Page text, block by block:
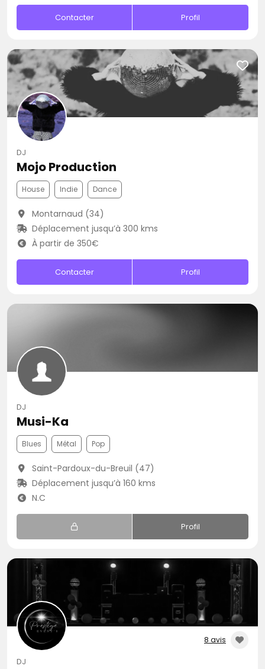
Contacter Profil
DJ
Mojo Production
House Indie Dance
Montarnaud (34)
Déplacement jusqu’à 300 kms
À partir de 350€
Contacter Profil
DJ
Musi-Ka
Blues Métal Pop
Saint-Pardoux-du-Breuil (47)
Déplacement jusqu’à 160 kms
N.C
Profil
8 avis
DJ